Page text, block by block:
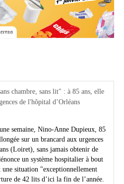
chambre, sans lit" : à 85 ans, elle
de l'hôpital d’Orléans
semaine, Nino-Anne Dupieux, 85
sur un brancard aux urgences
(Loiret), sans jamais obtenir de
un système hospitalier à bout
situation "exceptionnellement
de 42 lits d’ici la fin de l’année.